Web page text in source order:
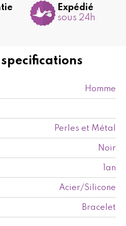
specifications
Homme
Perles et Métal
Noir
1an
Acier/Silicone
Bracelet
Expédié
sous 24h